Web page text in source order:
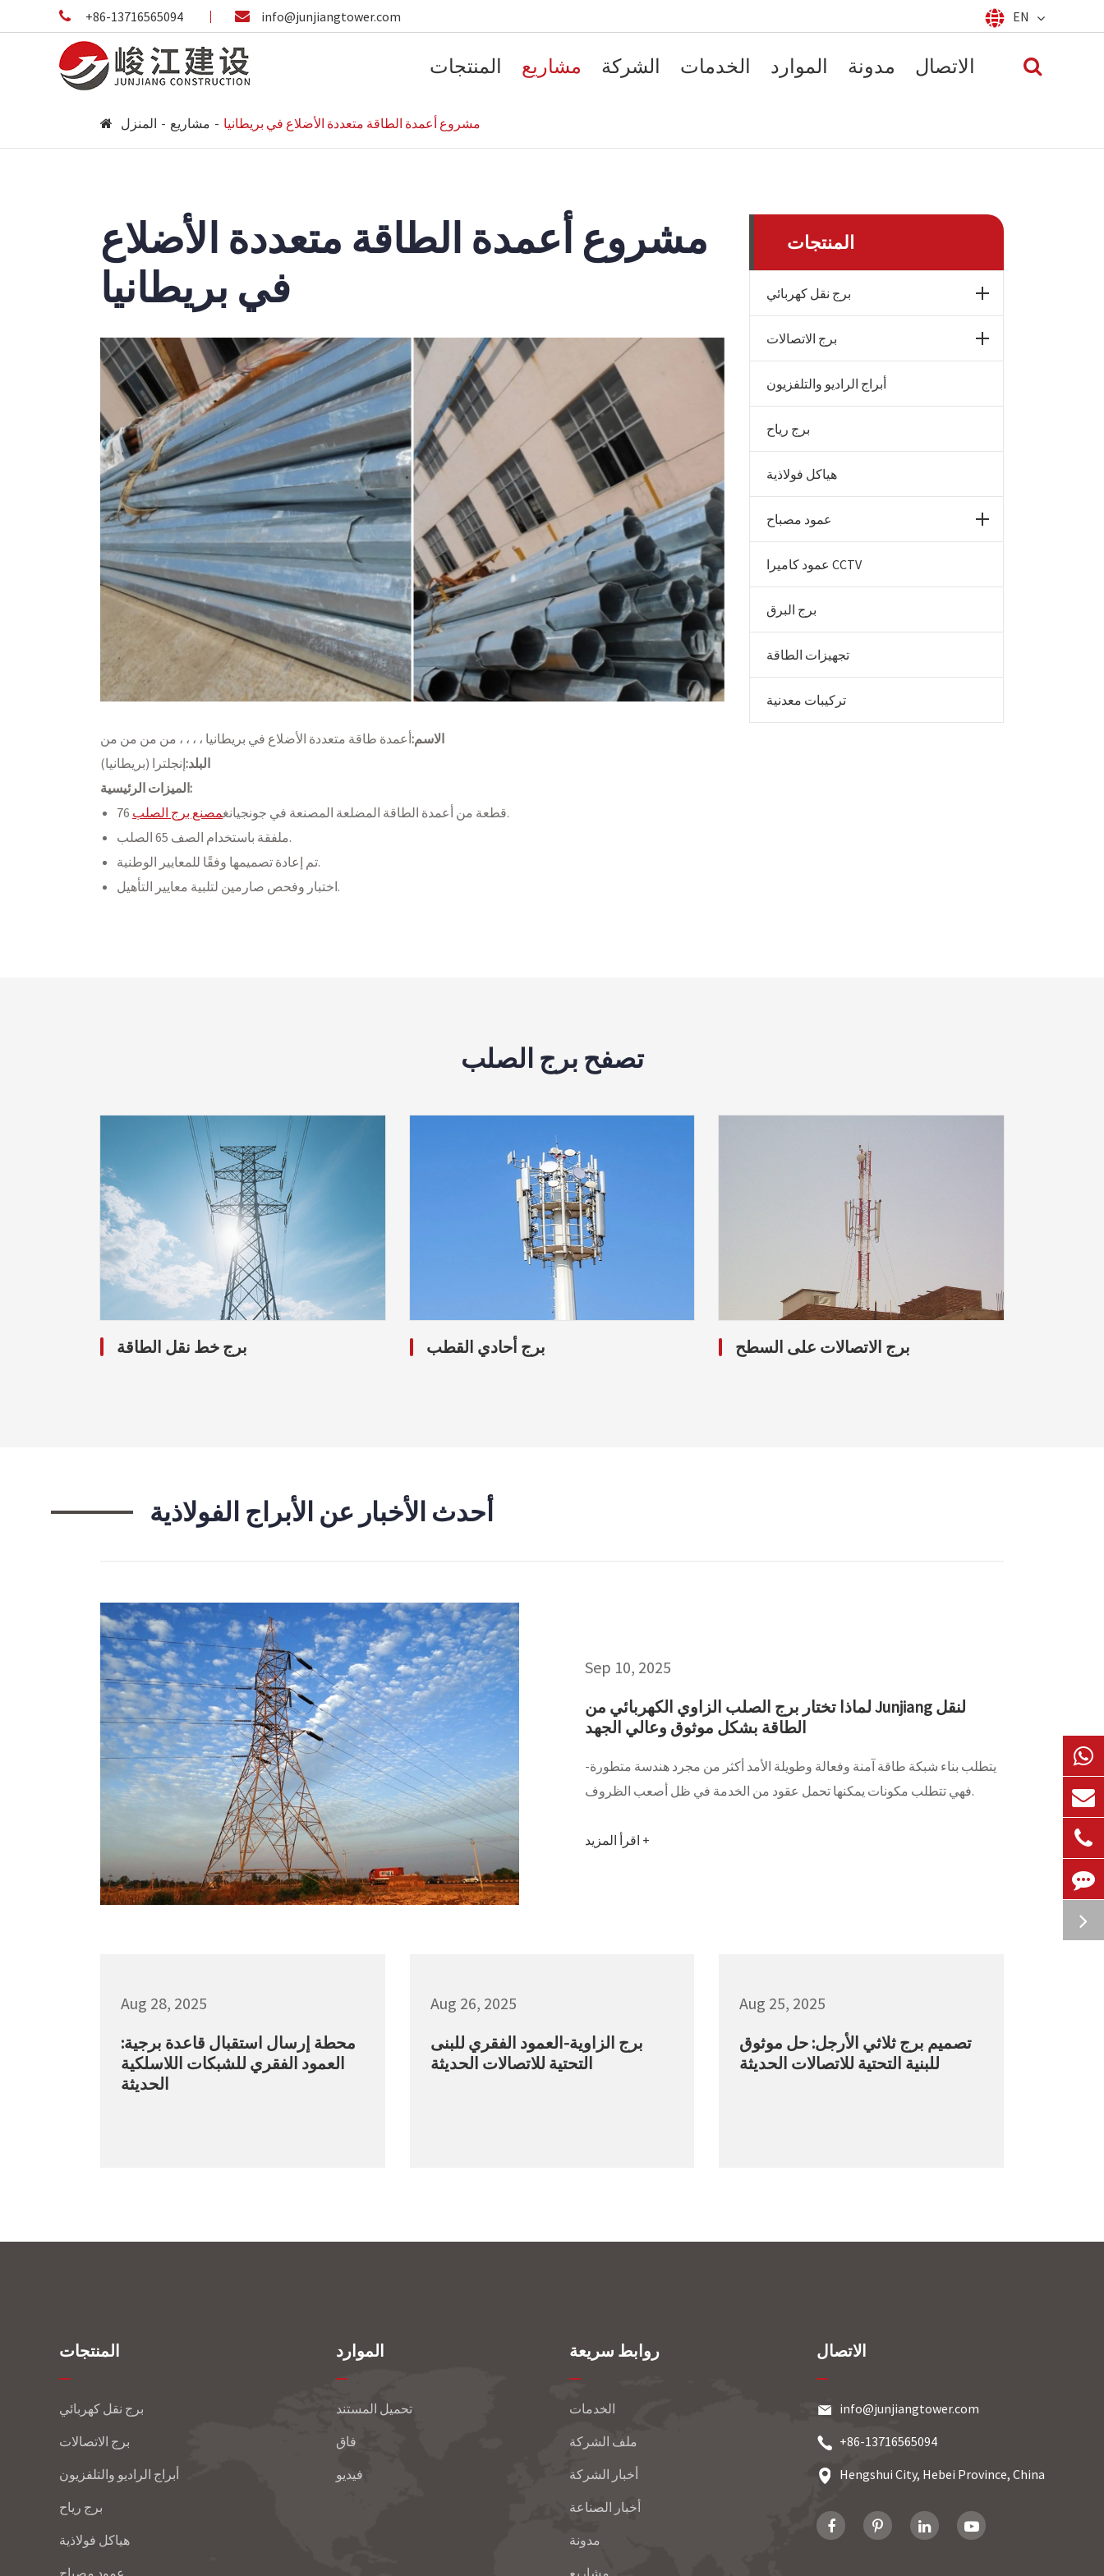
+86-13716565094 info@junjiangtower.com EN
المنتجات مشاريع الشركة الخدمات الموارد مدونة الاتصال
المنزل مشاريع مشروع أعمدة الطاقة متعددة الأضلاع في بريطانيا
مشروع أعمدة الطاقة متعددة الأضلاع
في بريطانيا
الاسم:أعمدة طاقة متعددة الأضلاع في بريطانيا ، ، ، ، من من من من
البلد:إنجلترا (بريطانيا)
الميزات الرئيسية:
76 قطعة من أعمدة الطاقة المضلعة المصنعة في جونجيانغمصنع برج الصلب
.
ملفقة باستخدام الصف 65 الصلب.
تم إعادة تصميمها وفقًا للمعايير الوطنية.
اختبار وفحص صارمين لتلبية معايير التأهيل.
المنتجات
برج نقل كهربائي
برج الاتصالات
أبراج الراديو والتلفزيون
برج رياح
هياكل فولاذية
عمود مصباح
عمود كاميرا CCTV
برج البرق
تجهيزات الطاقة
تركيبات معدنية
تصفح برج الصلب
برج خط نقل الطاقة برج أحادي القطب برج الاتصالات على السطح
أحدث الأخبار عن الأبراج الفولاذية
Sep 10, 2025
لماذا تختار برج الصلب الزاوي الكهربائي من Junjiang لنقل
الطاقة بشكل موثوق وعالي الجهد
يتطلب بناء شبكة طاقة آمنة وفعالة وطويلة الأمد أكثر من مجرد هندسة متطورة-
فهي تتطلب مكونات يمكنها تحمل عقود من الخدمة في ظل أصعب الظروف.
Aug 28, 2025
محطة إرسال استقبال قاعدة برجية:
العمود الفقري للشبكات اللاسلكية
الحديثة
Aug 26, 2025
برج الزاوية-العمود الفقري للبنى
التحتية للاتصالات الحديثة
Aug 25, 2025
تصميم برج ثلاثي الأرجل: حل موثوق
للبنية التحتية للاتصالات الحديثة
المنتجات
برج نقل كهربائي
برج الاتصالات
أبراج الراديو والتلفزيون
برج رياح
هياكل فولاذية
عمود مصباح
الموارد
تحميل المستند
فاق
فيديو
روابط سريعة
الخدمات
ملف الشركة
أخبار الشركة
أخبار الصناعة
مدونة
مشاريع
الاتصال
info@junjiangtower.com
+86-13716565094
Hengshui City, Hebei Province, China